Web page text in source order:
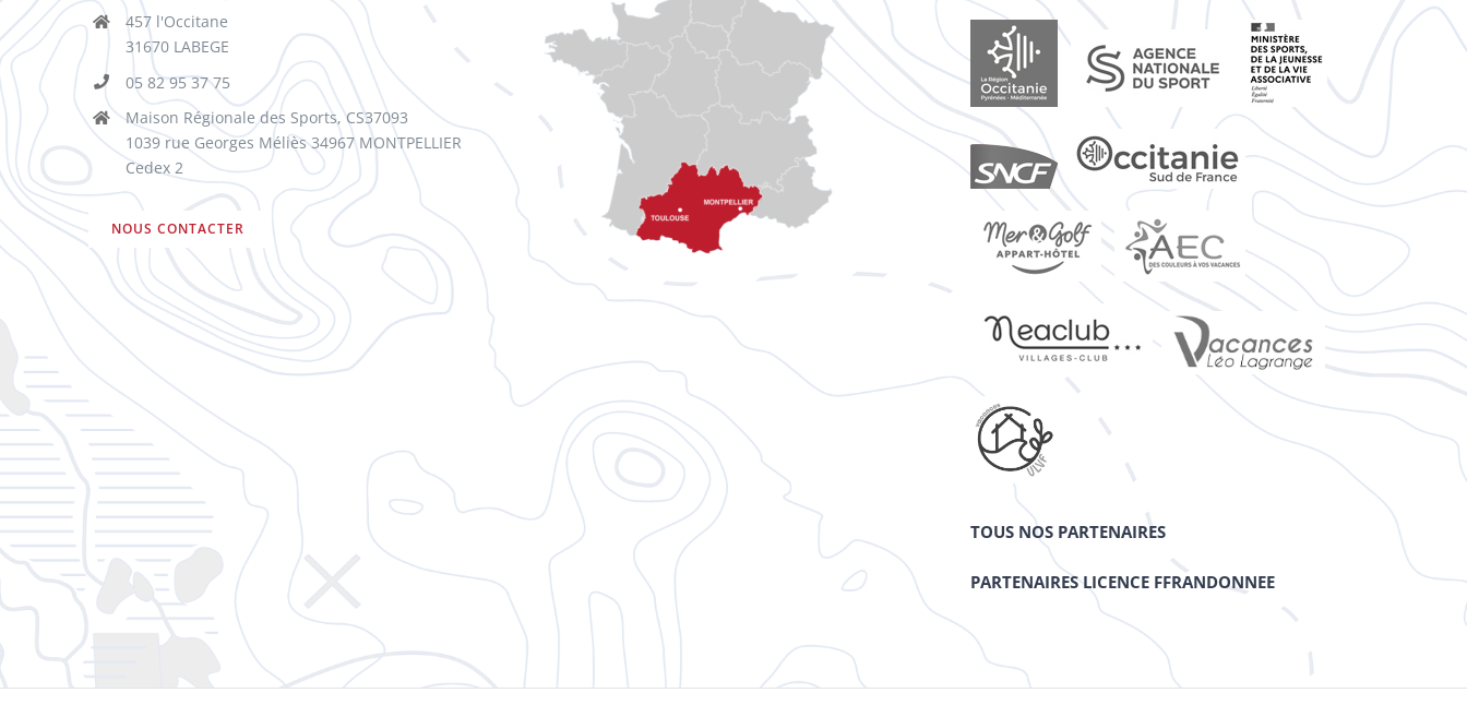
457 l'Occitane
31670 LABEGE
05 82 95 37 75
Maison Régionale des Sports, CS37093
1039 rue Georges Méliès 34967 MONTPELLIER
Cedex 2
NOUS CONTACTER
TOUS NOS PARTENAIRES
PARTENAIRES LICENCE FFRANDONNEE